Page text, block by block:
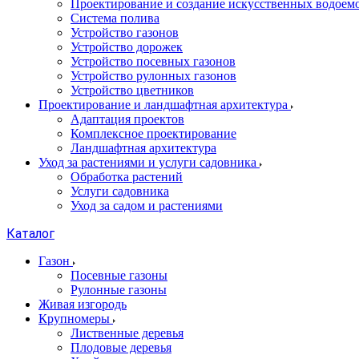
Проектирование и создание искусственных
Система полива
Устройство газонов
Устройство дорожек
Устройство посевных газонов
Устройство рулонных газонов
Устройство цветников
Проектирование и ландшафтная архитектура
Адаптация проектов
Комплексное проектирование
Ландшафтная архитектура
Уход за растениями и услуги садовника
Обработка растений
Услуги садовника
Уход за садом и растениями
Каталог
Газон
Посевные газоны
Рулонные газоны
Живая изгородь
Крупномеры
Лиственные деревья
Плодовые деревья